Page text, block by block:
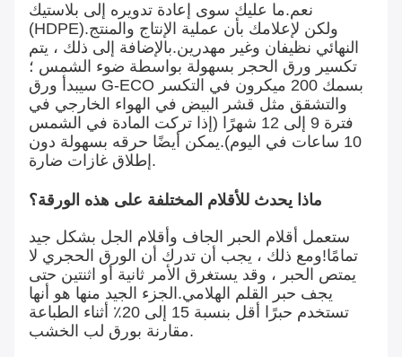
نعم.ما عليك سوى إعادة تدويره إلى بلاستيك
(HDPE).ولكن لإعلامك بأن عملية الإنتاج والمنتج
النهائي نظيفان وغير مهدرين.بالإضافة إلى ذلك ، يتم
تكسير ورق الحجر بسهولة بواسطة ضوء الشمس ؛
سيبدأ ورق G-ECO بسمك 200 ميكرون في التكسر
والتشقق مثل قشر البيض في الهواء الخارجي في
فترة 9 إلى 12 شهرًا (إذا تركت المادة في الشمس
10 ساعات في اليوم).يمكن أيضًا حرقه بسهولة دون
إطلاق غازات ضارة.
ماذا يحدث للأقلام المختلفة على هذه الورقة؟
ستعمل أقلام الحبر الجاف وأقلام الجل بشكل جيد
تمامًا!ومع ذلك ، يجب أن تدرك أن الورق الحجري لا
يمتص الحبر ، وقد يستغرق الأمر ثانية أو اثنتين حتى
يجف حبر القلم الهلامي.الجزء الجيد منها هو أنها
تستخدم حبرًا أقل بنسبة 15 إلى 20٪ أثناء الطباعة
مقارنة بورق لب الخشب.